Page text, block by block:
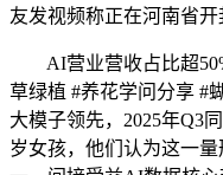
友发视频称正在河南省开
AI营业营收占比超
草绿植 #养花学问分享 #
大模子领先，2025年Q3
岁女孩，他们认为这一